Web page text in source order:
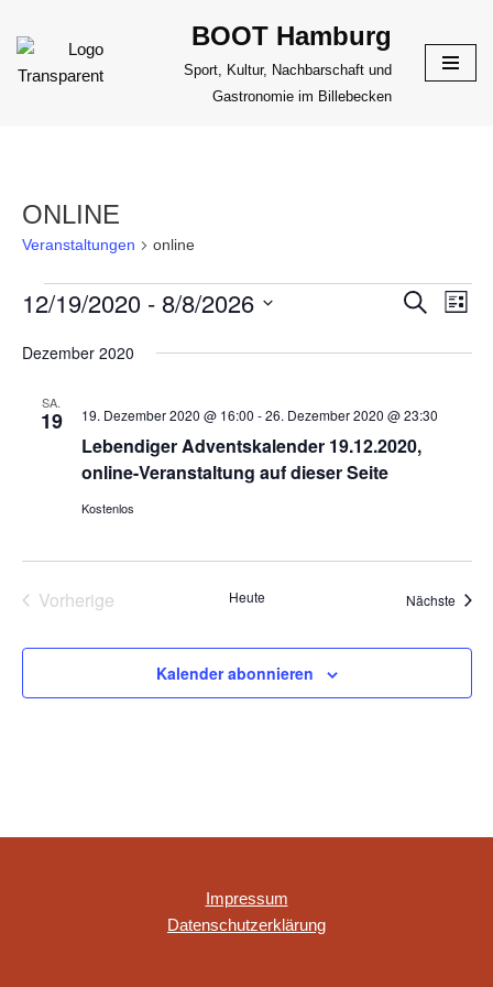
Zum
Inhalt
BOOT Hamburg
Sport, Kultur, Nachbarschaft und
Gastronomie im Billebecken
ONLINE
Veranstaltungen online
Suche
Liste
12/19/2020 - 8/8/2026
wählen.
Dezember 2020
SA.
19
Lebendiger Adventskalender 19.12.2020,
online-Veranstaltung auf dieser Seite
19. Dezember 2020 @ 16:00 -26. Dezember 2020 @ 23:30
Kostenlos
Vorherige
Heute Nächste
Kalender abonnieren
Impressum
Datenschutzerklärung